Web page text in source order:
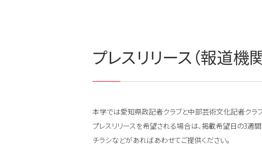
プレスリリース（報道機
本学では愛知県政記者クラブと中部芸術文化記者クラブ
プレスリリースを希望される場合は、掲載希望日の3週
チラシなどがあればあわせてご提供ください。